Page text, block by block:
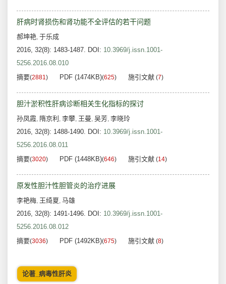
肝病时肾损伤和肾功能不全评估的若干问题
郝坤艳, 于乐成
2016, 32(8): 1483-1487. DOI: 10.3969/j.issn.1001-
5256.2016.08.010
摘要(2881) PDF (1474KB)(625) 施引文献 (7)
胆汁淤积性肝病诊断相关生化指标的探讨
孙凤霞, 隋京利 , 李攀, 王曼, 吴芳, 李晓玲
2016, 32(8): 1488-1490. DOI: 10.3969/j.issn.1001-
5256.2016.08.011
摘要(3020) PDF (1448KB)(646) 施引文献 (14)
原发性胆汁性胆管炎的治疗进展
李艳梅, 王绮夏, 马雄
2016, 32(8): 1491-1496. DOI: 10.3969/j.issn.1001-
5256.2016.08.012
摘要(3036) PDF (1492KB)(675) 施引文献 (8)
论著_病毒性肝炎